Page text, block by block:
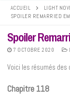
ACCUEIL
LIGHT
SPOILER REMARRIED
Spoiler
7 OCTOBRE 2020
Voici les résumés des
Chapitre 118